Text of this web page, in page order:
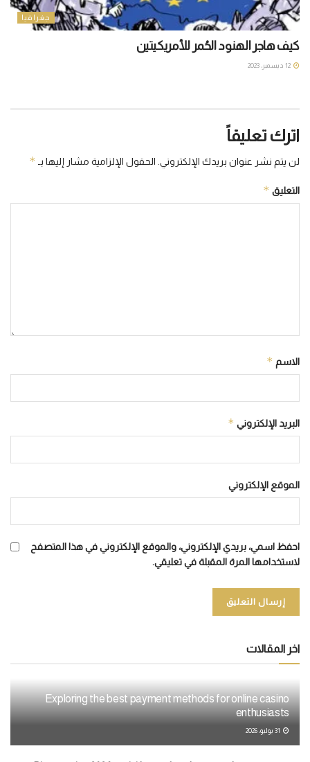
جغرافيا
كيف هاجر الهنود الحُمر للأمريكيتين
اترك تعليقاً
لن يتم نشر عنوان بريدك الإلكتروني. الحقول الإلزامية مشار إليها بـ *
التعليق *
الاسم *
البريد الإلكتروني *
الموقع الإلكتروني
احفظ اسمي، بريدي الإلكتروني، والموقع الإلكتروني في هذا المتصفح
لاستخدامها المرة المقبلة في تعليقي.
اخر المقالات
Exploring the best payment methods for online casino
enthusiasts